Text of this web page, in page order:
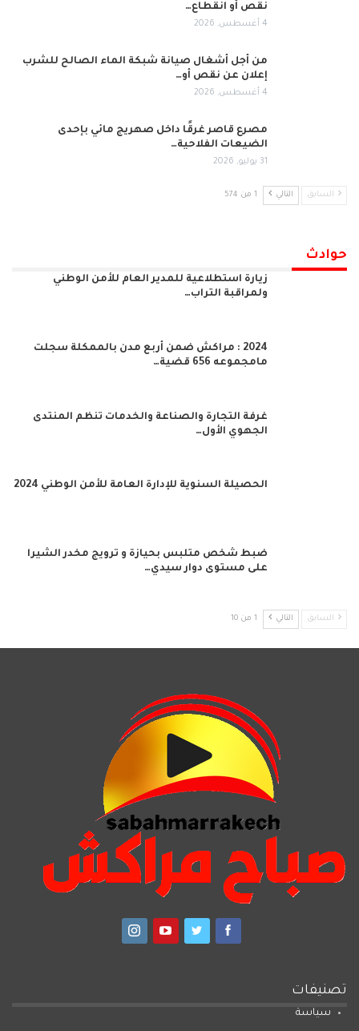
نقص أو انقطاع…
4 أغسطس, 2026
من أجل أشغال صيانة شبكة الماء الصالح للشرب
إعلان عن نقص أو…
4 أغسطس, 2026
مصرع قاصر غرقًا داخل صهريج مائي بإحدى
الضيعات الفلاحية…
31 يوليو, 2026
السابق التالي 1 من 574
حوادث
زيارة استطلاعية للمدير العام للأمن الوطني
ولمراقبة التراب…
2024 : مراكش ضمن أربع مدن بالممكلة سجلت
مامجموعه 656 قضية…
غرفة التجارة والصناعة والخدمات تنظم المنتدى
الجهوي الأول…
الحصيلة السنوية للإدارة العامة للأمن الوطني 2024
ضبط شخص متلبس بحيازة و ترويج مخدر الشيرا
على مستوى دوار سيدي…
السابق التالي 1 من 10
تصنيفات
سياسة